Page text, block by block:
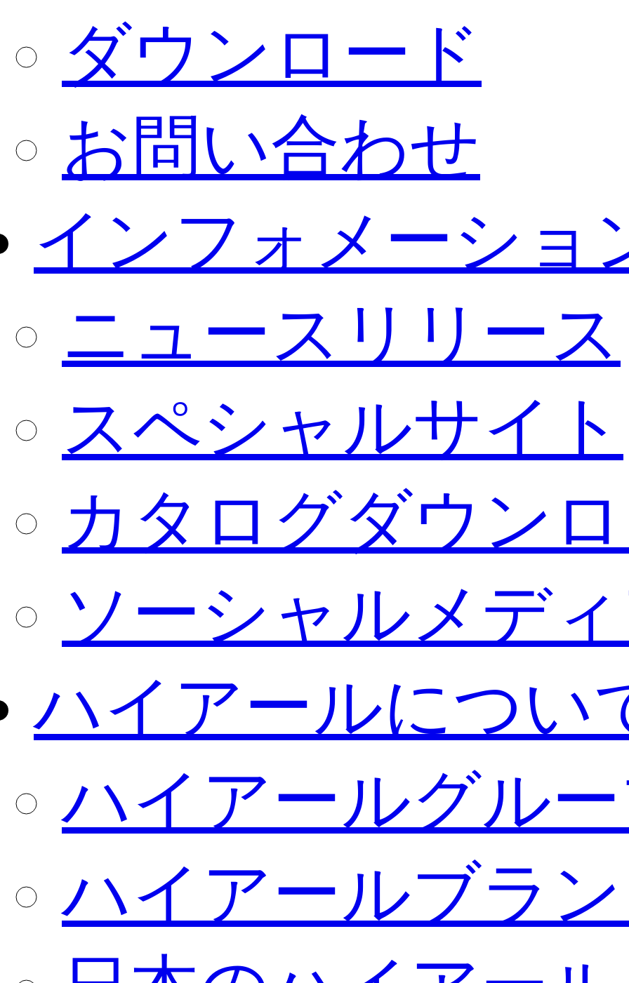
ダウンロード
お問い合わせ
インフォメーショ
ニュースリリース
スペシャルサイト
カタログダウン
ソーシャルメデ
ハイアールについ
ハイアールグル
ハイアールブラ